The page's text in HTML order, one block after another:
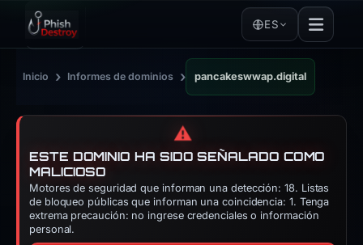
ES
Inicio › Informes de dominios › pancakeswwap.digital
⚠️
ESTE DOMINIO HA SIDO SEÑALADO COMO
MALICIOSO
Motores de seguridad que informan una detección: 18. Listas
de bloqueo públicas que informan una coincidencia: 1. Tenga
extrema precaución: no ingrese credenciales o información
personal.